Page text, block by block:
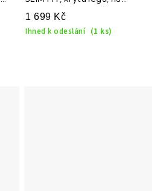
manžetové knoflíčky 111-164
1 699 Kč
Ihned k odeslání (1 ks)